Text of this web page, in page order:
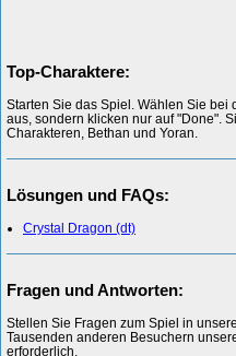
Top-Charaktere:
Starten Sie das Spiel. Wählen Sie
aus, sondern klicken nur auf "Done".
Charakteren, Bethan und Yoran.
Lösungen und FAQs:
Crystal Dragon (dt)
Fragen und Antworten:
Stellen Sie Fragen zum Spiel in
Tausenden anderen Besuchern
erforderlich.